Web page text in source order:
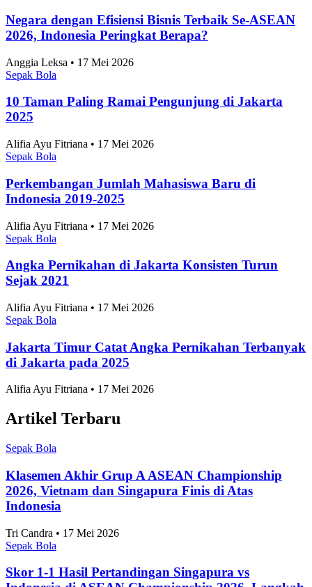
Sepak Bola• 7 Agustus 2026
Prediksi dan Head-to-Head Singapura vs Indonesia,
Sudah Sewindu Merah Putih Tidak Terkalahkan
Topik
Ekonomi dan BisnisIlmu Pengetahuan dan TeknologiOlahraga
NasionalInternasional
Artikel Terpopuler
Sepak Bola
Negara dengan Efisiensi Bisnis Terbaik Se-ASEAN
Anggia Leksa • 17 Mei 2026
Sepak Bola
10 Taman Paling Ramai Pengunjung di Jakarta
2025
Alifia Ayu Fitriana • 17 Mei 2026